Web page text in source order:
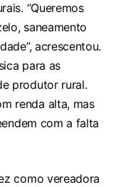
“Queremos
saneamento
acrescentou.
para as
produtor rural.
renda alta, mas
com a falta
como vereadora